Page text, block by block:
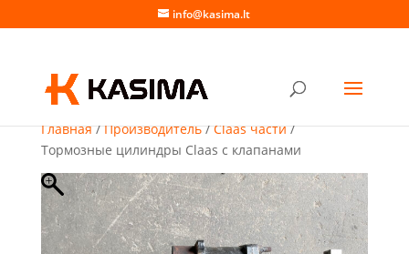
info@kasima.lt
Главная/Производитель/Claas части/
Тормозные цилиндры Claas с клапанами